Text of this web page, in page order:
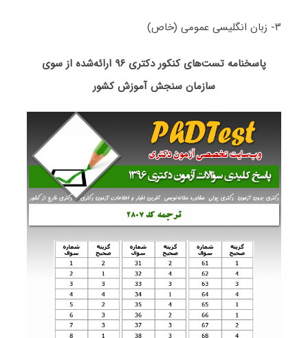
۳- زبان انگلیسی عمومی (خاص)
پاسخنامه تست‌های کنکور دکتری ۹۶ ارائه‌شده از سوی
سازمان سنجش آموزش کشور